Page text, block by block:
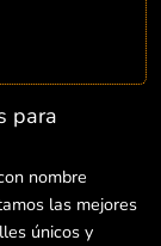
para
nombre
las mejores
únicos y